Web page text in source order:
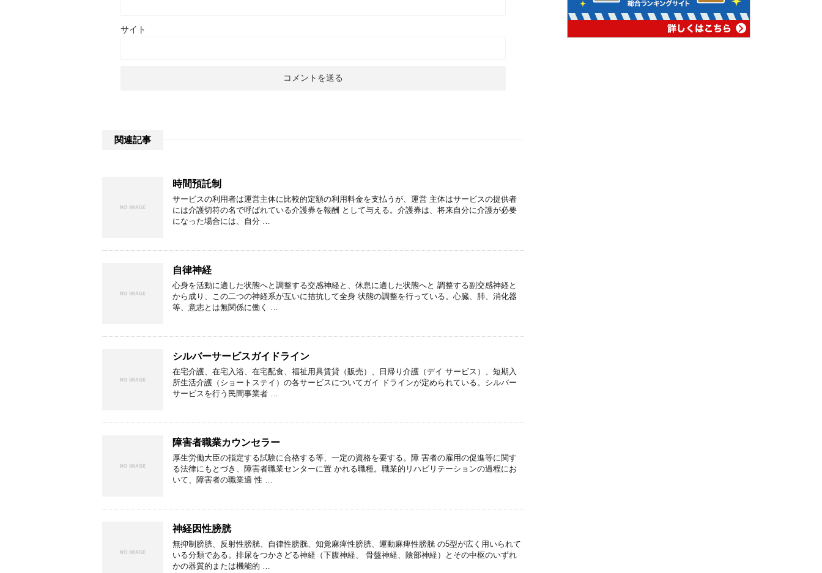
サイト
関連記事
時間預託制
サービスの利用者は運営主体に比較的定額の利用料金を支払うが、運営 主体はサービスの提供者
には介護切符の名で呼ばれている介護券を報酬 として与える。介護券は、将来自分に介護が必要
になった場合には、自分 …
自律神経
心身を活動に適した状態へと調整する交感神経と、休息に適した状態へと 調整する副交感神経と
から成り、この二つの神経系が互いに拮抗して全身 状態の調整を行っている。心臓、肺、消化器
等、意志とは無関係に働く …
シルバーサービスガイドライン
在宅介護、在宅入浴、在宅配食、福祉用具賃貸（販売）、日帰り介護（デイ サービス）、短期入
所生活介護（ショートステイ）の各サービスについてガイ ドラインが定められている。シルバー
サービスを行う民間事業者 …
障害者職業カウンセラー
厚生労働大臣の指定する試験に合格する等、一定の資格を要する。障 害者の雇用の促進等に関す
る法律にもとづき、障害者職業センターに置 かれる職種。職業的リハビリテーションの過程にお
いて、障害者の職業適 性 …
神経因性膀胱
無抑制膀胱、反射性膀胱、自律性膀胱、知覚麻痺性膀胱、運動麻痺性膀胱 の5型が広く用いられて
いる分類である。排尿をつかさどる神経（下腹神経、 骨盤神経、陰部神経）とその中枢のいずれ
かの器質的または機能的 …